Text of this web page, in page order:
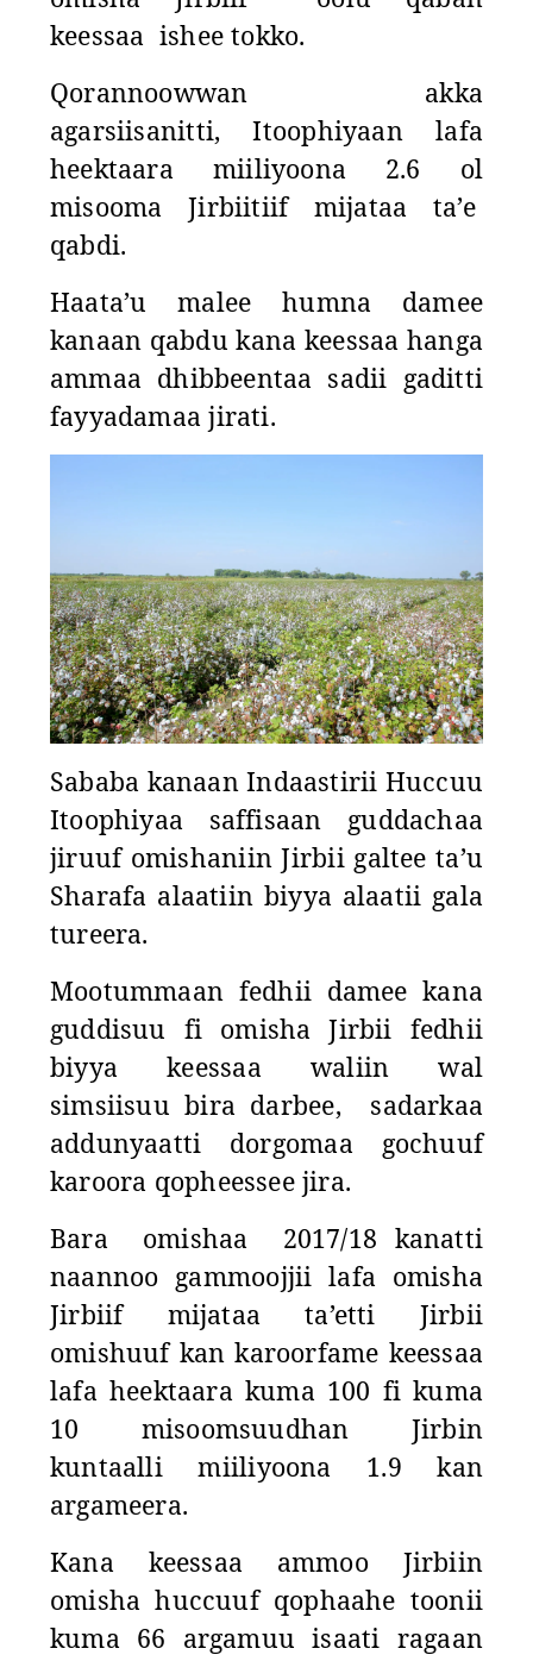
keessaa ishee tokko.
Qorannoowwan akka
agarsiisanitti, Itoophiyaan lafa
heektaara miiliyoona 2.6 ol
misooma Jirbiitiif mijataa ta’e
qabdi.
Haata’u malee humna damee
kanaan qabdu kana keessaa hanga
ammaa dhibbeentaa sadii gaditti
fayyadamaa jirati.
Sababa kanaan Indaastirii Huccuu
Itoophiyaa saffisaan guddachaa
jiruuf omishaniin Jirbii galtee ta’u
Sharafa alaatiin biyya alaatii gala
tureera.
Mootummaan fedhii damee kana
guddisuu fi omisha Jirbii fedhii
biyya keessaa waliin wal
simsiisuu bira darbee,
sadarkaa
addunyaatti dorgomaa gochuuf
karoora qopheessee jira.
Bara
omishaa
2017/18 kanatti
naannoo gammoojjii lafa omisha
Jirbiif mijataa ta’etti Jirbii
omishuuf kan karoorfame keessaa
lafa heektaara kuma 100 fi kuma
10 misoomsuudhan Jirbin
kuntaalli miiliyoona 1.9 kan
argameera.
Kana keessaa ammoo Jirbiin
omisha huccuuf qophaahe toonii
kuma 66 argamuu isaati ragaan